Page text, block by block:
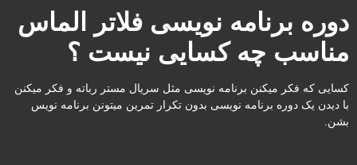
دوره برنامه نویسی فلاتر الماس
مناسب چه کسایی نیست ؟
کسایی که فکر میکنن برنامه نویسی مثل سریال مستر رباته و فکر میکنن
با دیدن یک دوره برنامه نویسی بدون تکرار تمرین میتونن برنامه نویس
بشن.